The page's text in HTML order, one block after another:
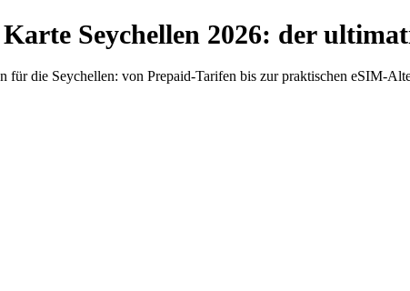
Seychellen 2026: der
für die Seychellen: von Prepaid-Tarifen bis zur praktischen eSIM-